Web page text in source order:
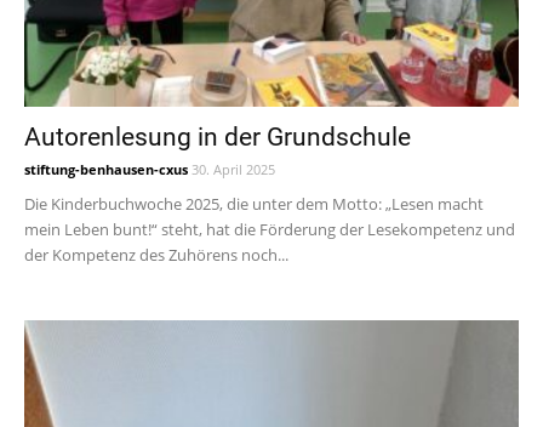
Autorenlesung in der Grundschule
stiftung-benhausen-cxus 30. April 2025
Die Kinderbuchwoche 2025, die unter dem Motto: „Lesen macht
mein Leben bunt!“ steht, hat die Förderung der Lesekompetenz und
der Kompetenz des Zuhörens noch...